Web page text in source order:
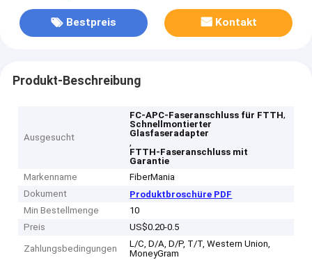
Bestpreis Kontakt
Produkt-Beschreibung
Ausgesucht
FC-APC-Faseranschluss für FTTH,
Schnellmontierter
Glasfaseradapter
,
FTTH-Faseranschluss mit
Garantie
Markenname
FiberMania
Dokument
Produktbroschüre PDF
Min Bestellmenge
10
Preis
US$0.20-0.5
Zahlungsbedingungen
L/C, D/A, D/P, T/T, Western Union,
MoneyGram